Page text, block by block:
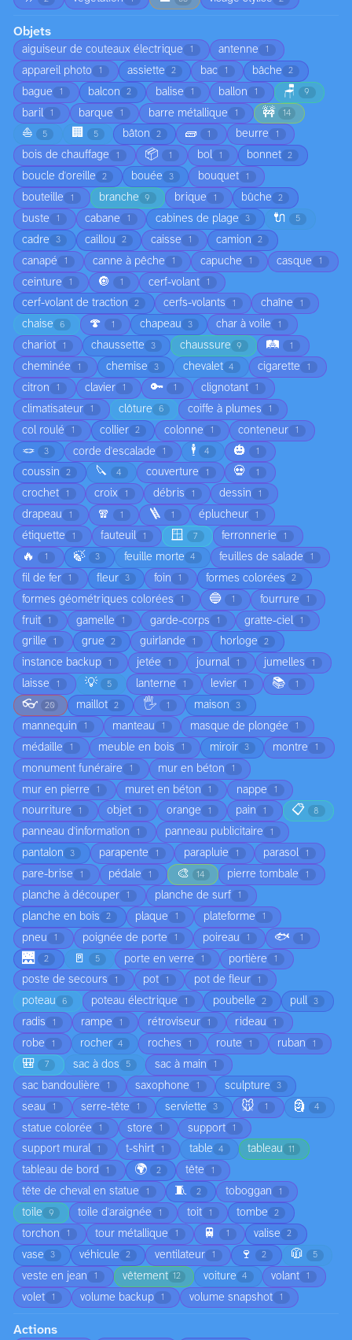
Objets
aiguiseur de couteaux électrique 1 antenne 1
appareil photo 1 assiette 2 bac 1 bâche 2
bague 1 balcon 2 balise 1 ballon 1 🪑 9
baril 1 barque 1 barre métallique 1 🚧 14
⛵ 5 🏢 5 bâton 2 🧱 1 beurre 1
bois de chauffage 1 📦 1 bol 1 bonnet 2
boucle d'oreille 2 bouée 3 bouquet 1
bouteille 1 branche 9 brique 1 bûche 2
buste 1 cabane 1 cabines de plage 3 🔌 5
cadre 3 caillou 2 caisse 1 camion 2
canapé 1 canne à pêche 1 capuche 1 casque 1
ceinture 1 🔘 1 cerf-volant 1
cerf-volant de traction 2 cerfs-volants 1 chaîne 1
chaise 6 🍄 1 chapeau 3 char à voile 1
chariot 1 chaussette 3 chaussure 9 🛤️ 1
cheminée 1 chemise 3 chevalet 4 cigarette 1
citron 1 clavier 1 🔑 1 clignotant 1
climatisateur 1 clôture 6 coiffe à plumes 1
col roulé 1 collier 2 colonne 1 conteneur 1
🪢 3 corde d'escalade 1 🕴️ 4 🎃 1
coussin 2 🔪 4 couverture 1 💀 1
crochet 1 croix 1 débris 1 dessin 1
drapeau 1 🧣 1 🪜 1 éplucheur 1
étiquette 1 fauteuil 1 🪟 7 ferronnerie 1
🔥 1 🍃 3 feuille morte 4 feuilles de salade 1
fil de fer 1 fleur 3 foin 1 formes colorées 2
formes géométriques colorées 1 🔵 1 fourrure 1
fruit 1 gamelle 1 garde-corps 1 gratte-ciel 1
grille 1 grue 2 guirlande 1 horloge 2
instance backup 1 jetée 1 journal 1 jumelles 1
laisse 1 💡 5 lanterne 1 levier 1 📚 1
👓 20 maillot 2 🖐️ 1 maison 3
mannequin 1 manteau 1 masque de plongée 1
médaille 1 meuble en bois 1 miroir 3 montre 1
monument funéraire 1 mur en béton 1
mur en pierre 1 muret en béton 1 nappe 1
nourriture 1 objet 1 orange 1 pain 1 📋 8
panneau d'information 1 panneau publicitaire 1
pantalon 3 parapente 1 parapluie 1 parasol 1
pare-brise 1 pédale 1 🎨 14 pierre tombale 1
planche à découper 1 planche de surf 1
planche en bois 2 plaque 1 plateforme 1
pneu 1 poignée de porte 1 poireau 1 🐟 1
🌉 2 🚪 5 porte en verre 1 portière 1
poste de secours 1 pot 1 pot de fleur 1
poteau 6 poteau électrique 1 poubelle 2 pull 3
radis 1 rampe 1 rétroviseur 1 rideau 1
robe 1 rocher 4 roches 1 route 1 ruban 1
🎒 7 sac à dos 5 sac à main 1
sac bandoulière 1 saxophone 1 sculpture 3
seau 1 serre-tête 1 serviette 3 🐭 1 🗿 4
statue colorée 1 store 1 support 1
support mural 1 t-shirt 1 table 4 tableau 11
tableau de bord 1 🌍 2 tête 1
tête de cheval en statue 1 🧵 2 toboggan 1
toile 9 toile d'araignée 1 toit 1 tombe 2
torchon 1 tour métallique 1 🚆 1 valise 2
vase 3 véhicule 2 ventilateur 1 🍷 2 🧥 5
veste en jean 1 vêtement 12 voiture 4 volant 1
volet 1 volume backup 1 volume snapshot 1
Actions